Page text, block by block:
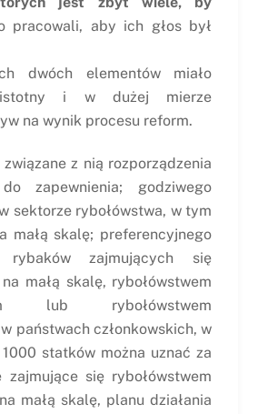
pracowali, aby ich głos był
dwóch elementów miało
istotny i w dużej mierze
na wynik procesu reform.
z nią rozporządzenia
zapewnienia; godziwego
sektorze rybołówstwa, w tym
małą skalę; preferencyjnego
zajmujących się
małą skalę, rybołówstwem
lub rybołówstwem
państwach członkowskich, w
statków można uznać za
się rybołówstwem
małą skalę, planu działania